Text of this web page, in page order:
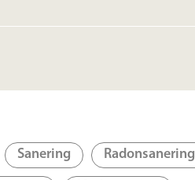
Sanering Radonsanering